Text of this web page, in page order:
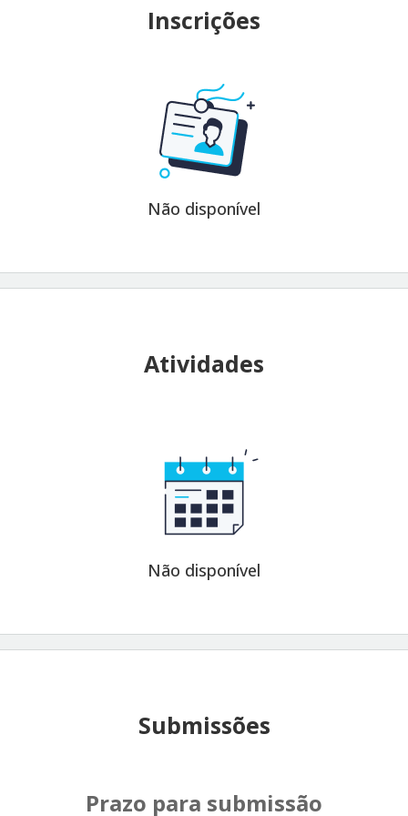
Inscrições
Não disponível
Atividades
Não disponível
Submissões
Prazo para submissão